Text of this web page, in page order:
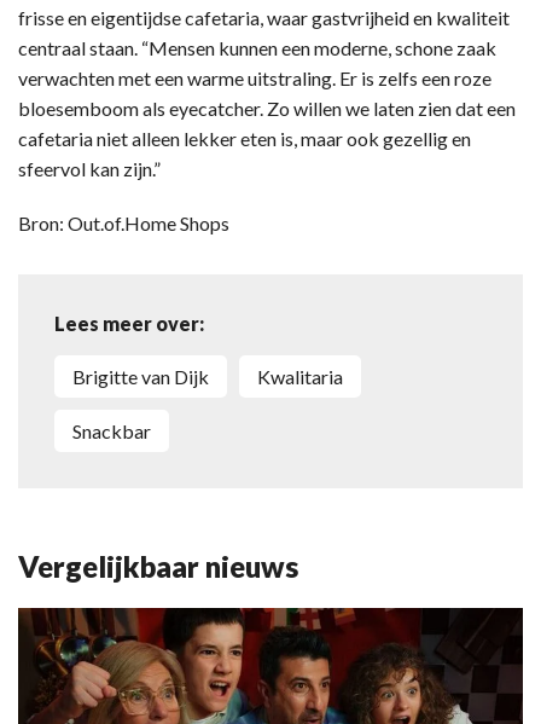
frisse en eigentijdse cafetaria, waar gastvrijheid en kwaliteit
centraal staan. “Mensen kunnen een moderne, schone zaak
verwachten met een warme uitstraling. Er is zelfs een roze
bloesemboom als eyecatcher. Zo willen we laten zien dat een
cafetaria niet alleen lekker eten is, maar ook gezellig en
sfeervol kan zijn.”
Bron: Out.of.Home Shops
Lees meer over:
Brigitte van Dijk Kwalitaria
snackbar
Vergelijkbaar nieuws